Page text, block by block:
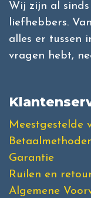
Wij zijn al
liefhebbers.
alles er tussen
vragen hebt,
Meestgestelde
Garantie
Ruilen en
Algemene